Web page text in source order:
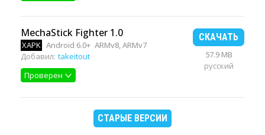
MechaStick Fighter 1.0
XAPK Android 6.0+ ARMv8, ARMv7
Добавил: takeitout
Проверен
СКАЧАТЬ
57.9 MB
русский
СТАРЫЕ ВЕРСИИ